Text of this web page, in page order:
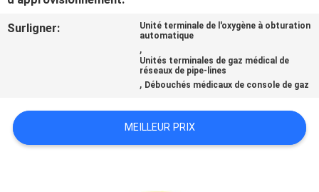
UNE
DU
SITE
Surligner:
Unité terminale de l'oxygène à obturation
automatique
,
Unités terminales de gaz médical de
réseaux de pipe-lines
, Débouchés médicaux de console de gaz
MEILLEUR PRIX